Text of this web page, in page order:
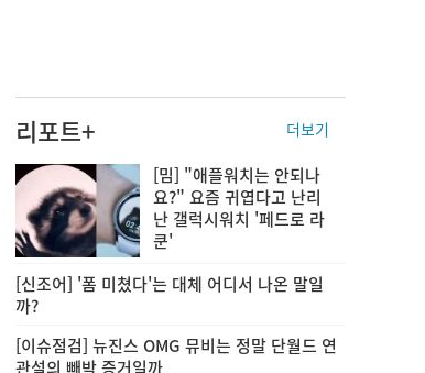
리포트+ 더보기
[밈] "애플워치는 안되나
요?" 요즘 귀엽다고 난리
난 갤럭시워치 '페드로 라
쿤'
[신조어] '폼 미쳤다'는 대체 어디서 나온 말일
까?
[이슈점검] 뉴진스 OMG 뮤비는 정말 단월드 연
관설의 빼박 증거일까